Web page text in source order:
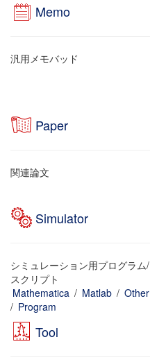
Memo
汎用メモバッド
Paper
関連論文
Simulator
シミュレーション用プログラム/
スクリプト
Mathematica / Matlab / Other
/ Program
Tool